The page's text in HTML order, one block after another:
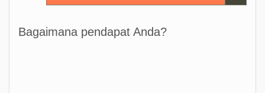
navigation
Bagaimana pendapat Anda?